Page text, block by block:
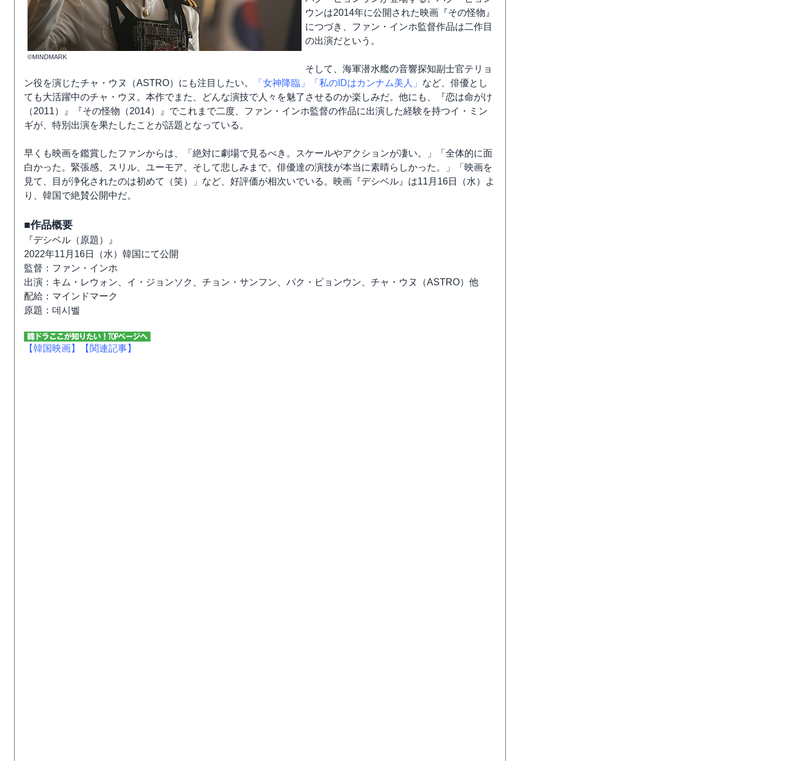
©MINDMARK
ウンは2014年に公開された映画『その怪物』
につづき、ファン・インホ監督作品は二作目
の出演だという。
そして、海軍潜水艦の音響探知副士官テリョ
ン役を演じたチャ・ウヌ（ASTRO）にも注目したい。
「女神降臨」 「私のIDはカンナム美人」 など、俳優とし
ても大活躍中のチャ・ウヌ。本作でまた、どんな演技で人々を魅了させるのか楽しみだ。他にも、『恋は命がけ
（2011）』『その怪物（2014）』でこれまで二度、ファン・インホ監督の作品に出演した経験を持つイ・ミン
ギが、特別出演を果たしたことが話題となっている。
早くも映画を鑑賞したファンからは、「絶対に劇場で見るべき。スケールやアクションが凄い。」「全体的に面
白かった。緊張感、スリル、ユーモア、そして悲しみまで。俳優達の演技が本当に素晴らしかった。」「映画を
見て、目が浄化されたのは初めて（笑）」など、好評価が相次いでいる。映画『デシベル』は11月16日（水）よ
り、韓国で絶賛公開中だ。
■作品概要
『デシベル（原題）』
2022年11月16日（水）韓国にて公開
監督：ファン・インホ
出演：キム・レウォン、イ・ジョンソク、チョン・サンフン、パク・ビョンウン、チャ・ウヌ（ASTRO）他
配給：マインドマーク
原題：데시벨
【韓国映画】 【関連記事】